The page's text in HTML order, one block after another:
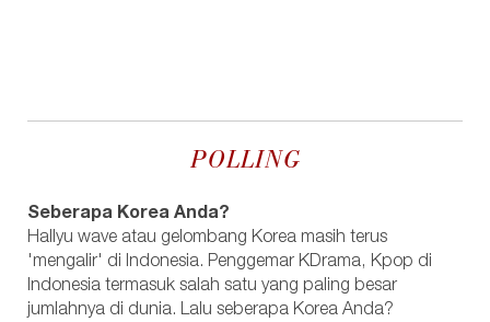
POLLING
Seberapa Korea Anda?
Hallyu wave atau gelombang Korea masih terus
'mengalir' di Indonesia. Penggemar KDrama, Kpop di
Indonesia termasuk salah satu yang paling besar
jumlahnya di dunia. Lalu seberapa Korea Anda?